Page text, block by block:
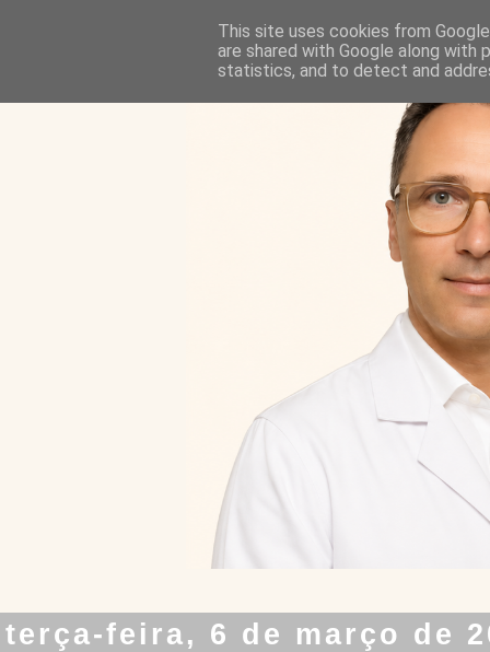
terça-feira, 6 de março de
This site uses cookies from
are shared with Google along
statistics, and to detect and